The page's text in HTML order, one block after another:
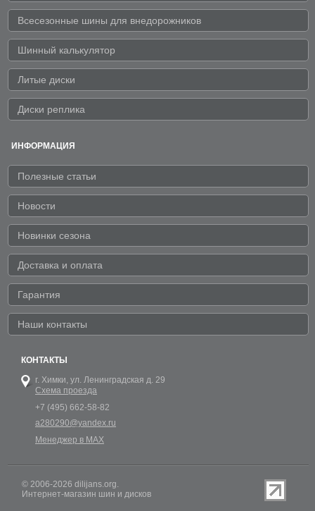
Всесезонные шины для внедорожников
Шинный калькулятор
Литые диски
Диски реплика
ИНФОРМАЦИЯ
Полезные статьи
Новости
Новинки сезона
Доставка и оплата
Гарантия
Наши контакты
КОНТАКТЫ
г. Химки, ул. Ленинградская д. 29
Схема проезда
+7 (495) 662-58-82
a280290@yandex.ru
Менеджер в MAX
© 2006-2026 dilijans.org.
Интернет-магазин шин и дисков